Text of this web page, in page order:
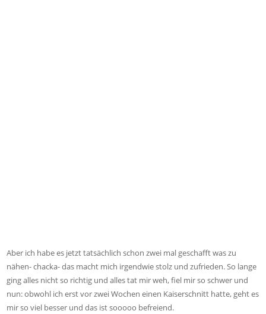
Aber ich habe es jetzt tatsächlich schon zwei mal geschafft was zu
nähen- chacka- das macht mich irgendwie stolz und zufrieden. So lange
ging alles nicht so richtig und alles tat mir weh, fiel mir so schwer und
nun: obwohl ich erst vor zwei Wochen einen Kaiserschnitt hatte, geht es
mir so viel besser und das ist sooooo befreiend.